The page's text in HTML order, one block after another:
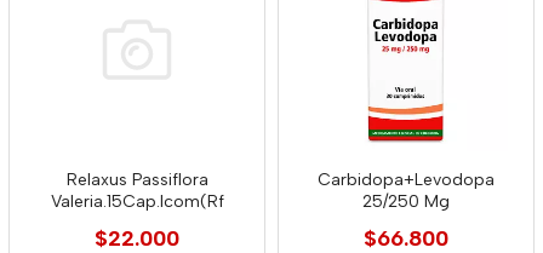
Relaxus Passiflora
Valeria.15Cap.Icom(Rf
$22.000
Carbidopa+Levodopa
25/250 Mg
$66.800